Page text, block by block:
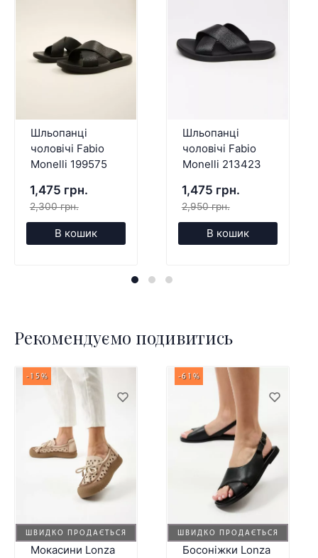
Шльопанці
чоловічі Fabio
Monelli 199575
1,475 грн.
2,300 грн.
В кошик
Шльопанці
чоловічі Fabio
Monelli 213423
1,475 грн.
2,950 грн.
В кошик
Рекомендуємо подивитись
ШВИДКО ПРОДАЄТЬСЯ
-15%
Мокасини Lonza
ШВИДКО ПРОДАЄТЬСЯ
-61%
Босоніжки Lonza